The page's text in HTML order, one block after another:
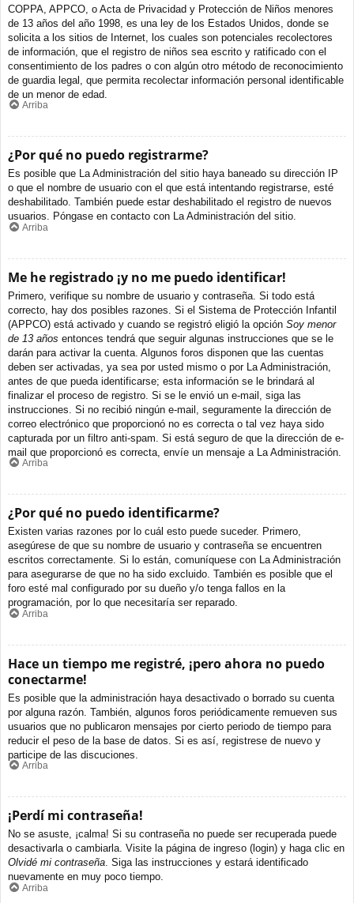
COPPA, APPCO, o Acta de Privacidad y Protección de Niños menores
de 13 años del año 1998, es una ley de los Estados Unidos, donde se
solicita a los sitios de Internet, los cuales son potenciales recolectores
de información, que el registro de niños sea escrito y ratificado con el
consentimiento de los padres o con algún otro método de reconocimiento
de guardia legal, que permita recolectar información personal identificable
de un menor de edad.
Arriba
¿Por qué no puedo registrarme?
Es posible que La Administración del sitio haya baneado su dirección IP
o que el nombre de usuario con el que está intentando registrarse, esté
deshabilitado. También puede estar deshabilitado el registro de nuevos
usuarios. Póngase en contacto con La Administración del sitio.
Arriba
Me he registrado ¡y no me puedo identificar!
Primero, verifique su nombre de usuario y contraseña. Si todo está
correcto, hay dos posibles razones. Si el Sistema de Protección Infantil
(APPCO) está activado y cuando se registró eligió la opción Soy menor
de 13 años entonces tendrá que seguir algunas instrucciones que se le
darán para activar la cuenta. Algunos foros disponen que las cuentas
deben ser activadas, ya sea por usted mismo o por La Administración,
antes de que pueda identificarse; esta información se le brindará al
finalizar el proceso de registro. Si se le envió un e-mail, siga las
instrucciones. Si no recibió ningún e-mail, seguramente la dirección de
correo electrónico que proporcionó no es correcta o tal vez haya sido
capturada por un filtro anti-spam. Si está seguro de que la dirección de e-
mail que proporcionó es correcta, envíe un mensaje a La Administración.
Arriba
¿Por qué no puedo identificarme?
Existen varias razones por lo cuál esto puede suceder. Primero,
asegúrese de que su nombre de usuario y contraseña se encuentren
escritos correctamente. Si lo están, comuníquese con La Administración
para asegurarse de que no ha sido excluido. También es posible que el
foro esté mal configurado por su dueño y/o tenga fallos en la
programación, por lo que necesitaría ser reparado.
Arriba
Hace un tiempo me registré, ¡pero ahora no puedo
conectarme!
Es posible que la administración haya desactivado o borrado su cuenta
por alguna razón. También, algunos foros periódicamente remueven sus
usuarios que no publicaron mensajes por cierto periodo de tiempo para
reducir el peso de la base de datos. Si es así, registrese de nuevo y
participe de las discuciones.
Arriba
¡Perdí mi contraseña!
No se asuste, ¡calma! Si su contraseña no puede ser recuperada puede
desactivarla o cambiarla. Visite la página de ingreso (login) y haga clic en
Olvidé mi contraseña. Siga las instrucciones y estará identificado
nuevamente en muy poco tiempo.
Arriba